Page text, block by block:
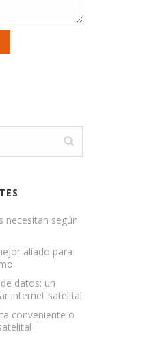
necesitan según
aliado para
datos: un
internet satelital
conveniente o